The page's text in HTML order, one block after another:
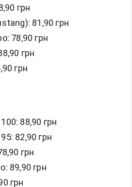
грн
81,90 грн
78,90 грн
грн
грн
88,90 грн
82,90 грн
грн
89,90 грн
грн